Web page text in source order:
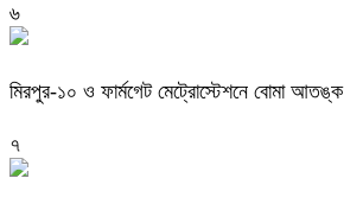
৬
মিরপুর-১০ ও ফার্মগেট মেট্রোস্টেশনে বোমা আতঙ্ক
৭